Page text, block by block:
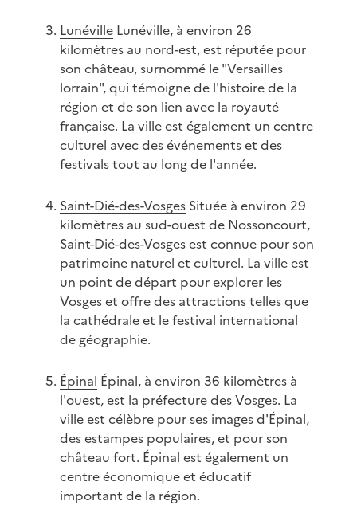
LunévilleLunéville, à environ 26
kilomètres au nord-est, est réputée pour
son château, surnommé le "Versailles
lorrain", qui témoigne de l'histoire de la
région et de son lien avec la royauté
française. La ville est également un centre
culturel avec des événements et des
festivals tout au long de l'année.
Saint-Dié-des-VosgesSituée à environ 29
kilomètres au sud-ouest de Nossoncourt,
Saint-Dié-des-Vosges est connue pour son
patrimoine naturel et culturel. La ville est
un point de départ pour explorer les
Vosges et offre des attractions telles que
la cathédrale et le festival international
de géographie.
Épinal Épinal, à environ 36 kilomètres à
l'ouest, est la préfecture des Vosges. La
ville est célèbre pour ses images d'Épinal,
des estampes populaires, et pour son
château fort. Épinal est également un
centre économique et éducatif
important de la région.